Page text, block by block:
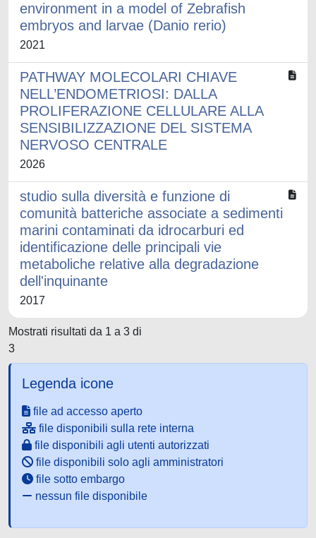
environment in a model of Zebrafish
embryos and larvae (Danio rerio)
2021
PATHWAY MOLECOLARI CHIAVE
NELL’ENDOMETRIOSI: DALLA
PROLIFERAZIONE CELLULARE ALLA
SENSIBILIZZAZIONE DEL SISTEMA
NERVOSO CENTRALE
2026
studio sulla diversità e funzione di
comunità batteriche associate a sedimenti
marini contaminati da idrocarburi ed
identificazione delle principali vie
metaboliche relative alla degradazione
dell'inquinante
2017
Mostrati risultati da 1 a 3 di
3
Legenda icone
file ad accesso aperto
file disponibili sulla rete interna
file disponibili agli utenti autorizzati
file disponibili solo agli amministratori
file sotto embargo
nessun file disponibile